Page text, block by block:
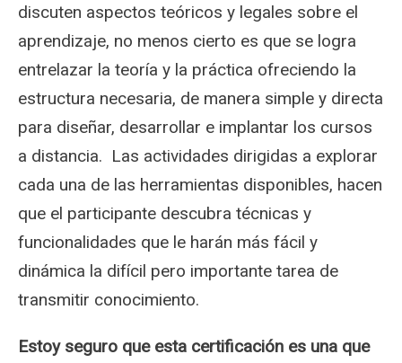
discuten aspectos teóricos y legales sobre el
aprendizaje, no menos cierto es que se logra
entrelazar la teoría y la práctica ofreciendo la
estructura necesaria, de manera simple y directa
para diseñar, desarrollar e implantar los cursos
a distancia. Las actividades dirigidas a explorar
cada una de las herramientas disponibles, hacen
que el participante descubra técnicas y
funcionalidades que le harán más fácil y
dinámica la difícil pero importante tarea de
transmitir conocimiento.
Estoy seguro que esta certificación es una que